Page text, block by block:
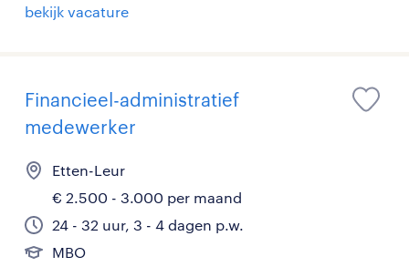
bekijk vacature
Financieel-administratief
medewerker
Etten-Leur
€ 2.500 - 3.000 per maand
24 - 32 uur, 3 - 4 dagen p.w.
MBO